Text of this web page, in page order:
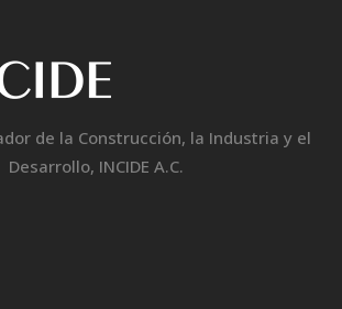
de la Construcción, la Industria y el
Desarrollo, INCIDE A.C.